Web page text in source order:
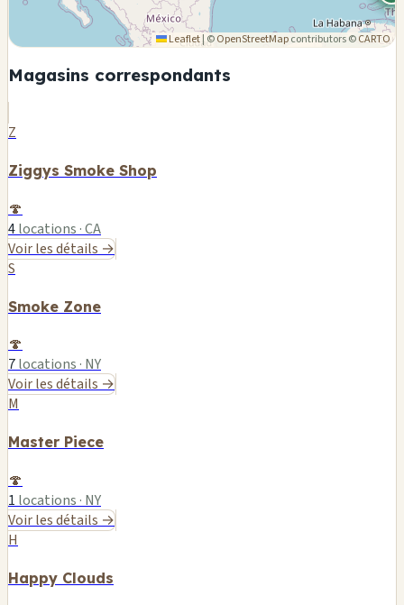
Leaflet| ©OpenStreetMapcontributors ©CARTO
Magasins correspondants
Z
Ziggys Smoke Shop
🍄
4locations · CA
Voir les détails →
S
Smoke Zone
🍄
7locations · NY
Voir les détails →
M
Master Piece
🍄
1 locations · NY
Voir les détails →
H
Happy Clouds